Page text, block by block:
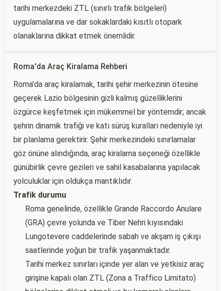
tarihi merkezdeki ZTL (sınırlı trafik bölgeleri)
uygulamalarına ve dar sokaklardaki kısıtlı otopark
olanaklarına dikkat etmek önemlidir.
Roma'da Araç Kiralama Rehberi
Roma'da araç kiralamak, tarihi şehir merkezinin ötesine
geçerek Lazio bölgesinin gizli kalmış güzelliklerini
özgürce keşfetmek için mükemmel bir yöntemdir; ancak
şehrin dinamik trafiği ve katı sürüş kuralları nedeniyle iyi
bir planlama gerektirir. Şehir merkezindeki sınırlamalar
göz önüne alındığında, araç kiralama seçeneği özellikle
günübirlik çevre gezileri ve sahil kasabalarına yapılacak
yolculuklar için oldukça mantıklıdır.
Trafik durumu
Roma genelinde, özellikle Grande Raccordo Anulare
(GRA) çevre yolunda ve Tiber Nehri kıyısındaki
Lungotevere caddelerinde sabah ve akşam iş çıkışı
saatlerinde yoğun bir trafik yaşanmaktadır.
Tarihi merkez sınırları içinde yer alan ve yetkisiz araç
girişine kapalı olan ZTL (Zona a Traffico Limitato)